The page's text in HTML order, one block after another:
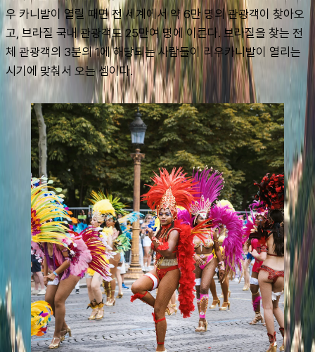
우 카니발이 열릴 때면 전 세계에서 약 6만 명의 관광객이 찾아오
고, 브라질 국내 관광객도 25만여 명에 이른다. 브라질을 찾는 전
체 관광객의 3분의 1에 해당되는 사람들이 리우카니발이 열리는
시기에 맞춰서 오는 셈이다.